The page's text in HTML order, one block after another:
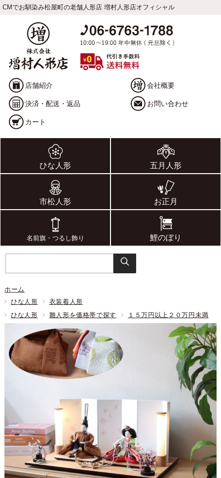
CMでお馴染み松屋町の老舗人形店 増村人形店オフィシャル
店舗紹介 会社概要
決済・配送・返品 お問い合わせ
カート
ひな人形 五月人形
市松人形 お正月
名前旗・つるし飾り 鯉のぼり
ホーム
ひな人形
衣装着人形
ひな人形
雛人形を価格帯で探す １５万円以上２０万円未満